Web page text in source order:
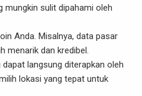
mungkin sulit dipahami oleh
Anda. Misalnya, data pasar
menarik dan kredibel.
langsung diterapkan oleh
lokasi yang tepat untuk